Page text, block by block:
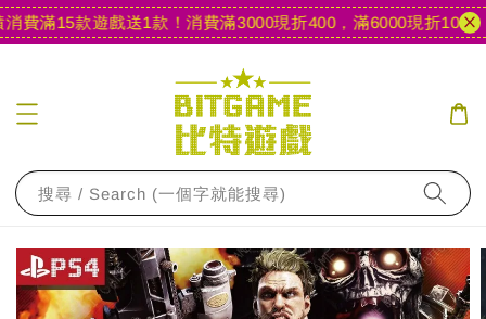
滿15款遊戲送1款！ 消費滿3000現折400，滿6000現折1000【
搜尋 / Search (一個字就能搜尋)